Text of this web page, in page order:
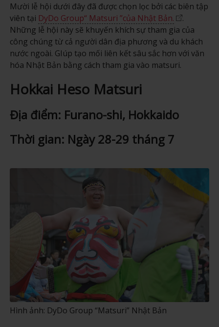
Mười lễ hội dưới đây đã được chọn lọc bởi các biên tập
viên tại DyDo Group“ Matsuri ”của Nhật Bản.
.
Những lễ hội này sẽ khuyến khích sự tham gia của
công chúng từ cả người dân địa phương và du khách
nước ngoài. GIúp tạo mối liên kết sâu sắc hơn với văn
hóa Nhật Bản bằng cách tham gia vào matsuri.
Hokkai Heso Matsuri
Địa điểm: Furano-shi, Hokkaido
Thời gian: Ngày 28-29 tháng 7
Hình ảnh: DyDo Group “Matsuri” Nhật Bản